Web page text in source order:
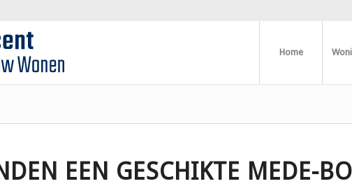
Home
EEN GESCHIKTE MEDE-